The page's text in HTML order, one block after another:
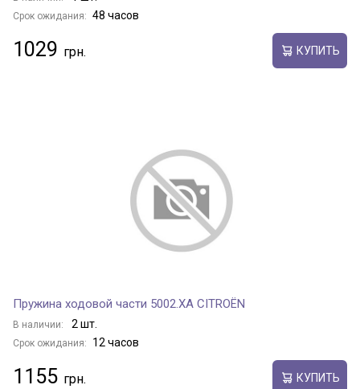
Срок ожидания: 48 часов
1029 КУПИТЬ
Пружина ходовой части 5002.XA CITROËN
В наличии: 2 шт.
Срок ожидания: 12 часов
1155 КУПИТЬ